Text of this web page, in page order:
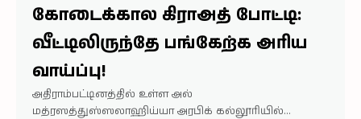
கோடைக்கால கிராஅத் போட்டி:
வீட்டிலிருந்தே பங்கேற்க அரிய
வாய்ப்பு!
அதிராம்பட்டினத்தில் உள்ள அல்
மத்ரஸத்துஸ்ஸலாஹிய்யா அரபிக் கல்லூரியில்